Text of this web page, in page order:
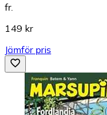
fr.
149 kr
Jämför pris